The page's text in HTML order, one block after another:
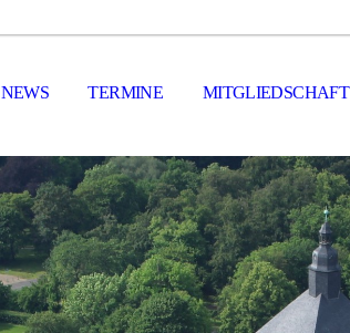
NEWS TERMINE MITGLIEDSCHAFT